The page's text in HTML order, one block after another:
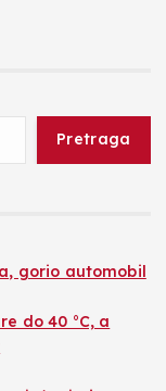
Pretraga
gorio automobil
do 40 °C, a